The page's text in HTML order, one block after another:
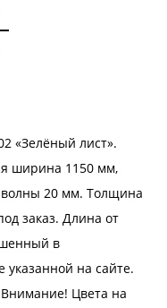
«Зелёный лист».
ширина 1150 мм,
20 мм. Толщина
заказ. Длина от
в
указанной на сайте.
Цвета на